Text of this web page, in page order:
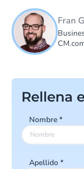
Fran
Rellena
Nombre*
Apellido *